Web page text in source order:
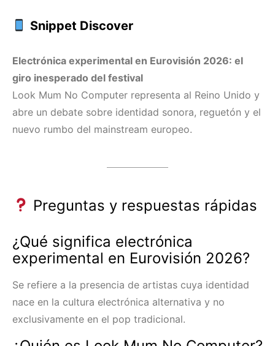
Snippet Discover
Electrónica experimental en Eurovisión 2026: el
giro inesperado del festival
Look Mum No Computer representa al Reino Unido y
abre un debate sobre identidad sonora, reguetón y el
nuevo rumbo del mainstream europeo.
Preguntas y respuestas rápidas
¿Qué significa electrónica
experimental en Eurovisión 2026?
Se refiere a la presencia de artistas cuya identidad
nace en la cultura electrónica alternativa y no
exclusivamente en el pop tradicional.